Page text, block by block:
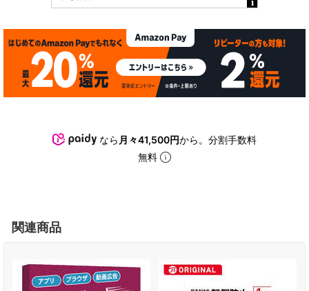
なら 月々41,500円から。分割手数料
無料
関連商品